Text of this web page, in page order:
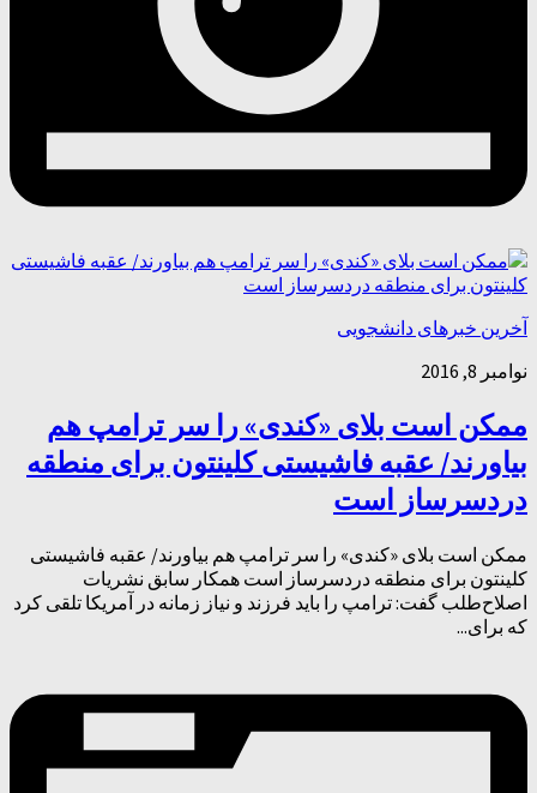
آخرین خبرهای دانشجویی
نوامبر 8, 2016
ممکن است بلای «کندی» را سر ترامپ هم
بیاورند/ عقبه فاشیستی کلینتون برای منطقه
دردسرساز است
ممکن است بلای «کندی» را سر ترامپ هم بیاورند/ عقبه فاشیستی
کلینتون برای منطقه دردسرساز است همکار سابق نشریات
اصلاح‌طلب گفت: ترامپ را باید فرزند و نیاز زمانه در آمریکا تلقی کرد
که برای...